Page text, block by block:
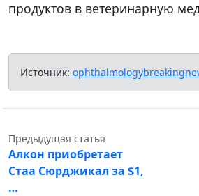
продуктов в ветеринарную
Источник:
Предыдущая статья
Алкон приобретает
Стаа Сюрджикал за $1,
…